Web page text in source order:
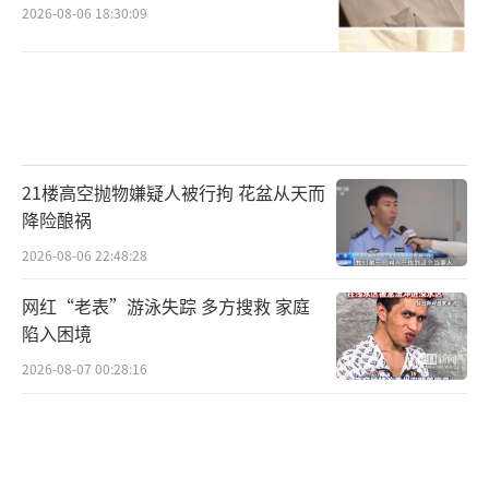
2026-08-06 18:30:09
21楼高空抛物嫌疑人被行拘 花盆从天而
降险酿祸
2026-08-06 22:48:28
网红“老表”游泳失踪 多方搜救 家庭
陷入困境
2026-08-07 00:28:16